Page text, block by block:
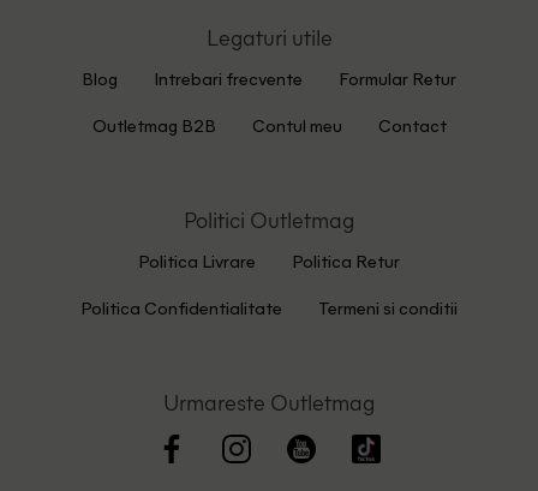
Legaturi utile
Blog Intrebari frecvente Formular Retur
Outletmag B2B Contul meu Contact
Politici Outletmag
Politica Livrare Politica Retur
Politica Confidentialitate Termeni si conditii
Urmareste Outletmag